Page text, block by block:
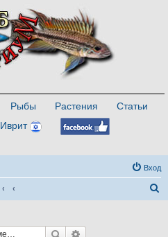
Рыбы Растения
Статьи
Иврит
Вход
Поиск